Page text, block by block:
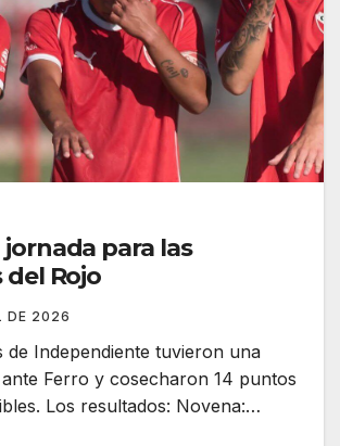
para las
Rojo
DE 2026
de Independiente tuvieron una
Ferro y cosecharon 14 puntos
Los resultados: Novena:…